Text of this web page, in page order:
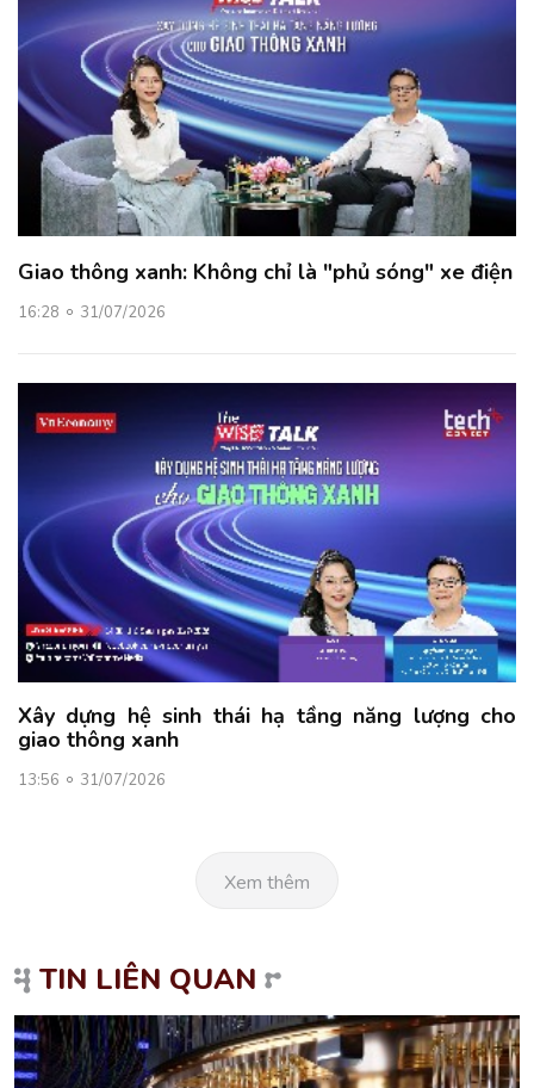
Giao thông xanh: Không chỉ là "phủ sóng" xe điện
16:28 31/07/2026
Xây dựng hệ sinh thái hạ tầng năng lượng cho
giao thông xanh
13:56 31/07/2026
Xem thêm
TIN LIÊN QUAN